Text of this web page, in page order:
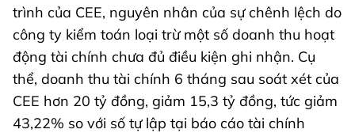
trình của CEE, nguyên nhân của sự chênh lệch do
công ty kiểm toán loại trừ một số doanh thu hoạt
động tài chính chưa đủ điều kiện ghi nhận. Cụ
thể, doanh thu tài chính 6 tháng sau soát xét của
CEE hơn 20 tỷ đồng, giảm 15,3 tỷ đồng, tức giảm
43,22% so với số tự lập tại báo cáo tài chính